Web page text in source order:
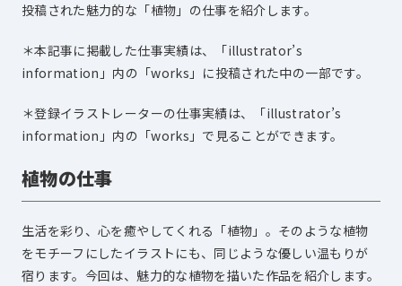
投稿された魅力的な「植物」の仕事を紹介します。
＊本記事に掲載した仕事実績は、「illustrator’s
information」内の「works」に投稿された中の一部です。
＊登録イラストレーターの仕事実績は、「illustrator’s
information」内の「works」で見ることができます。
植物の仕事
生活を彩り、心を癒やしてくれる「植物」。そのような植物
をモチーフにしたイラストにも、同じような優しい温もりが
宿ります。今回は、魅力的な植物を描いた作品を紹介します。